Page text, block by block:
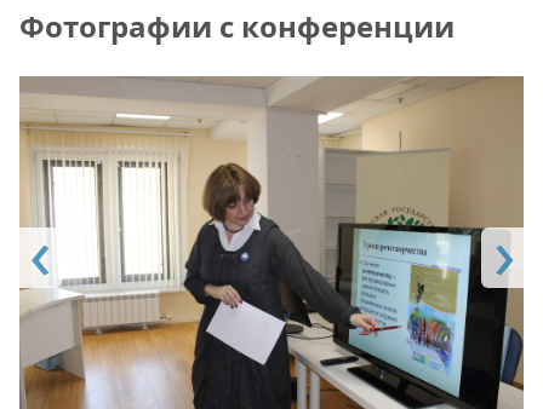
Фотографии с конференции